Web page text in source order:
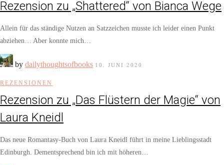
Rezension zu „Shattered“ von Bianca Wege
Allein für das ständige Nutzen an Satzzeichen musste ich leider einen Punkt
abziehen… Aber konnte mich…
by dailythoughtsofbooks 10. JUNI 2020
REZENSIONEN
Rezension zu „Das Flüstern der Magie“ von
Laura Kneidl
Das neue Romantasy-Buch von Laura Kneidl führt in meine Lieblingsstadt
Edinburgh. Dementsprechend bin ich mit höheren…